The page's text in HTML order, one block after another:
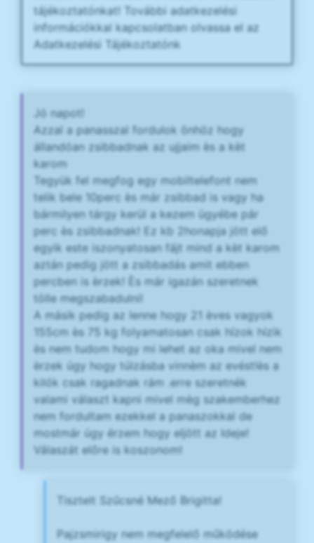
tájékoztatónkat! További adatkezelési
információkkal kapcsolatban olvassa el az
Adatkezelési Tájékoztatónk
Jó napot!
Azzal a panasszal fordulok önhöz hogy
állandóan zsibbadnak az ujjaim ès a kèt
karom
Tegyük fel megfog egy mobiltelefont nem
telik bele 10perc ès már zsibbad is vagy ha
bármilyen tárgy kerül a kezem ügyébe pár
perc ès zsibbadnak! Ez kb 2honapja jött elő
egyik este iszonyatosan fájt mind a kèt karom
aztán pedig jött a zsibbadás amit ebben
percben is èrzek! Ès már igazán szeretnek
tölle megszabadulni!
A másik pedig az lenne hogy 21 èves vagyok
155cm ès 75 kg folyamatosan csak hízok hízik
ès nem tudom hogy mi lehet az oka mivel nem
èrzek úgy hogy túlzásba vinnèm az evést!ès a
kilók csak ragadnak rám .erre szeretnék
valami választ kapni mivel mèg szakemberhez
nem fordultam ezekkel a panaszokkal de
mostmár úgy érzem hogy eljött az Ideje!
Válaszát előre is koszonom!
Tisztelt Szűcsné Mező Brigitta!
Pajzsmirigy nem megfelelő működése